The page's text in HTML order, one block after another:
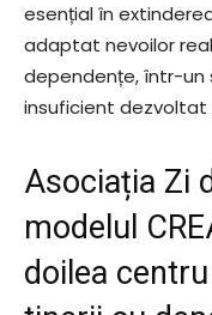
esențial în
adaptat nevoilor
dependențe, într-
insuficient
Asociația Zi
modelul
doilea